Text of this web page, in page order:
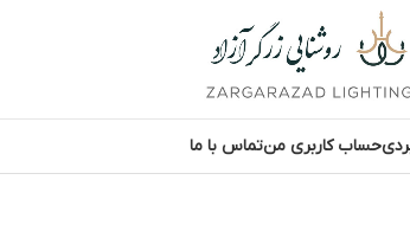
حساب کاربری منتماس با ما